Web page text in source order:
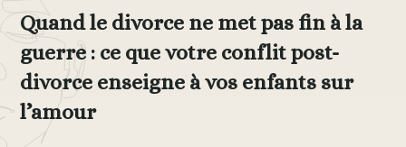
Quand le divorce ne met pas fin à la
guerre : ce que votre conflit post-
divorce enseigne à vos enfants sur
l’amour